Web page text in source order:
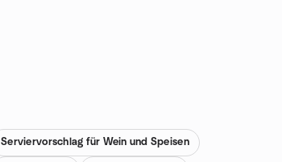
Serviervorschlag für Wein und Speisen